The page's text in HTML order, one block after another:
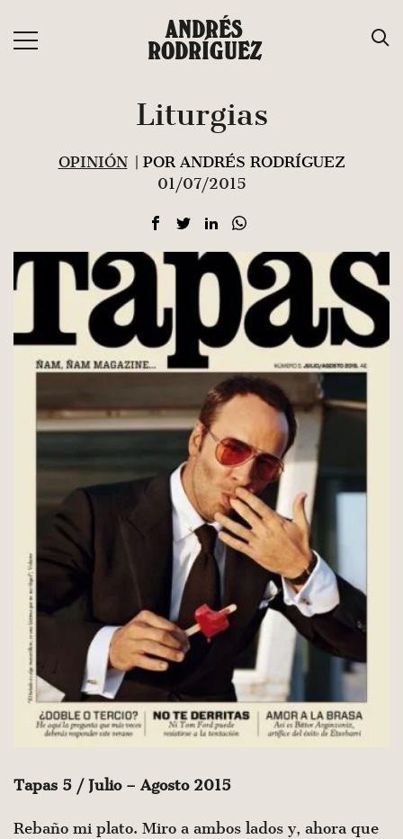
contenido
ANDRÉS
RODRÍGUEZ
Liturgias
OPINIÓN
| POR ANDRÉS RODRÍGUEZ
01/07/2015
Tapas 5 / Julio – Agosto 2015
Rebaño mi plato. Miro a ambos lados y, ahora que